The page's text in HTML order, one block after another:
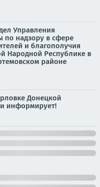
Управления
надзору в сфере
и благополучия
Народной Республике в
районе
Донецкой
информирует!